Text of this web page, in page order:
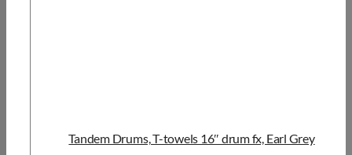
Tandem Drums, T-towels 16″ drum fx, Earl Grey